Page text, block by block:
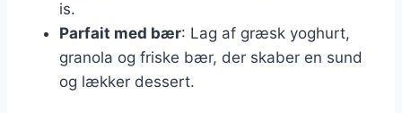
is.
Parfait med bær: Lag af græsk yoghurt,
granola og friske bær, der skaber en sund
og lækker dessert.